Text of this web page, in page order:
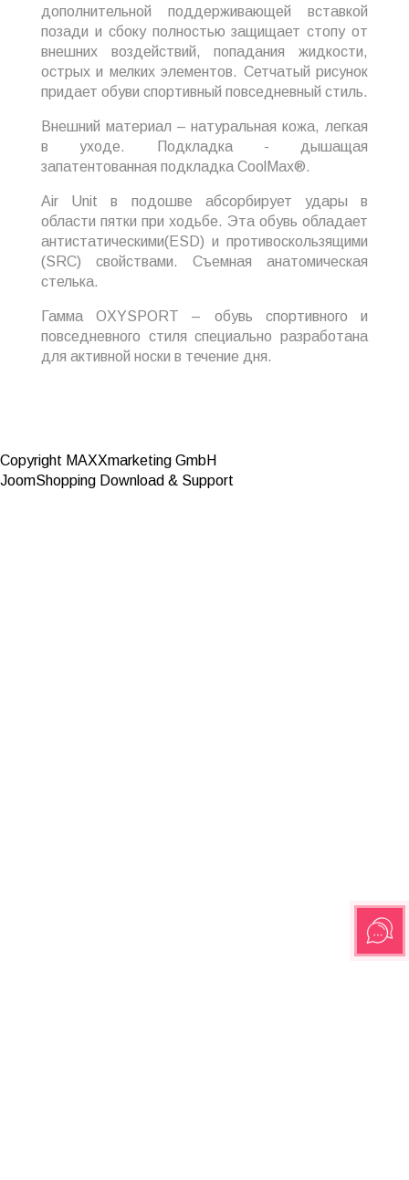
дополнительной поддерживающей вставкой
позади и сбоку полностью защищает стопу от
внешних воздействий, попадания жидкости,
острых и мелких элементов. Сетчатый рисунок
придает обуви спортивный повседневный стиль.
Внешний материал – натуральная кожа, легкая
в уходе. Подкладка - дышащая
запатентованная подкладка CoolMax®.
Air Unit в подошве абсорбирует удары в
области пятки при ходьбе. Эта обувь обладает
антистатическими(ESD) и противоскользящими
(SRC) свойствами. Съемная анатомическая
стелька.
Гамма OXYSPORT – обувь спортивного и
повседневного стиля специально разработана
для активной носки в течение дня.
Copyright MAXXmarketing GmbH
JoomShopping Download & Support